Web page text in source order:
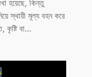
হয়েছে, কিন্তু
স্থায়ী মূল্য বহন করে
কৃষ্টি বা…